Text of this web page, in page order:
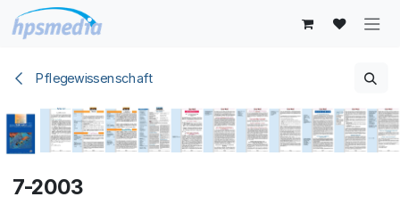
Zum Inhalt springen
Pflegewissenschaft
7-2003